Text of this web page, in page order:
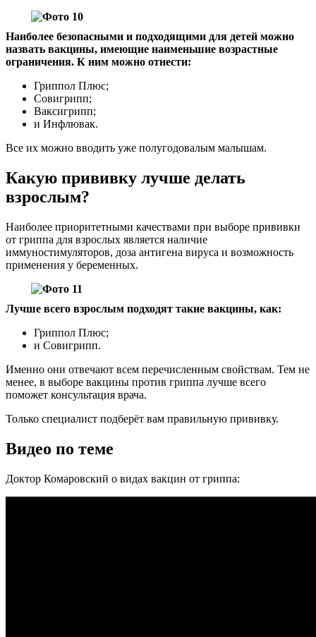
Наиболее безопасными и подходящими для детей можно
назвать вакцины, имеющие наименьшие возрастные
ограничения. К ним можно отнести:
Гриппол Плюс;
Совигрипп;
Ваксигрипп;
и Инфлювак.
Все их можно вводить уже полугодовалым малышам.
Какую прививку лучше делать
взрослым?
Наиболее приоритетными качествами при выборе прививки
от гриппа для взрослых является наличие
иммуностимуляторов, доза антигена вируса и возможность
применения у беременных.
Лучше всего взрослым подходят такие вакцины, как:
Гриппол Плюс;
и Совигрипп.
Именно они отвечают всем перечисленным свойствам. Тем не
менее, в выборе вакцины против гриппа лучше всего
поможет консультация врача.
Только специалист подберёт вам правильную прививку.
Видео по теме
Доктор Комаровский о видах вакцин от гриппа: